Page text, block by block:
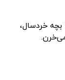
بچه خردسال،